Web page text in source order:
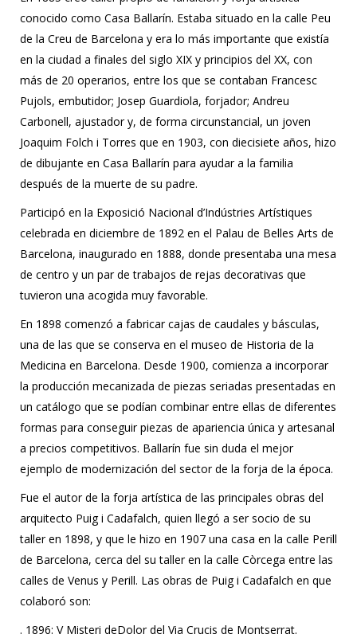
conocido como Casa Ballarín. Estaba situado en la calle Peu
de la Creu de Barcelona y era lo más importante que existía
en la ciudad a finales del siglo XIX y principios del XX, con
más de 20 operarios, entre los que se contaban Francesc
Pujols, embutidor; Josep Guardiola, forjador; Andreu
Carbonell, ajustador y, de forma circunstancial, un joven
Joaquim Folch i Torres que en 1903, con diecisiete años, hizo
de dibujante en Casa Ballarín para ayudar a la familia
después de la muerte de su padre.
Participó en la Exposició Nacional d’Indústries Artístiques
celebrada en diciembre de 1892 en el Palau de Belles Arts de
Barcelona, inaugurado en 1888, donde presentaba una mesa
de centro y un par de trabajos de rejas decorativas que
tuvieron una acogida muy favorable.
En 1898 comenzó a fabricar cajas de caudales y básculas,
una de las que se conserva en el museo de Historia de la
Medicina en Barcelona. Desde 1900, comienza a incorporar
la producción mecanizada de piezas seriadas presentadas en
un catálogo que se podían combinar entre ellas de diferentes
formas para conseguir piezas de apariencia única y artesanal
a precios competitivos. Ballarín fue sin duda el mejor
ejemplo de modernización del sector de la forja de la época.
Fue el autor de la forja artística de las principales obras del
arquitecto Puig i Cadafalch, quien llegó a ser socio de su
taller en 1898, y que le hizo en 1907 una casa en la calle Perill
de Barcelona, cerca del su taller en la calle Còrcega entre las
calles de Venus y Perill. Las obras de Puig i Cadafalch en que
colaboró son:
. 1896: V Misteri deDolor del Via Crucis de Montserrat.